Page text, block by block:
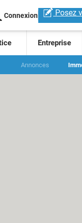
Connexion Posez
Entreprise
Annonces